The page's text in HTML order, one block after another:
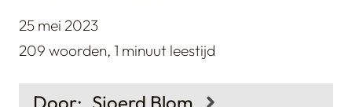
25 mei 2023
209 woorden, 1 minuut leestijd
Door: Sjoerd Blom